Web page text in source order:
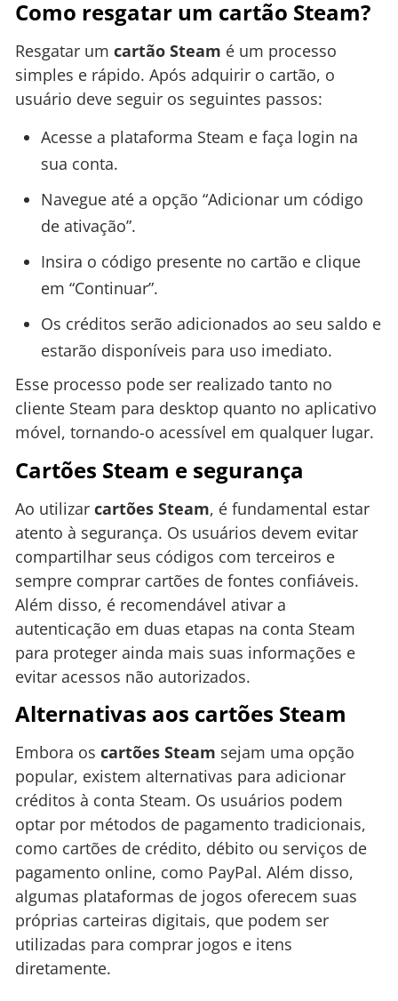
Como resgatar um cartão Steam?
Resgatar um cartão Steam é um processo
simples e rápido. Após adquirir o cartão, o
usuário deve seguir os seguintes passos:
Acesse a plataforma Steam e faça login na
sua conta.
Navegue até a opção “Adicionar um código
de ativação”.
Insira o código presente no cartão e clique
em “Continuar”.
Os créditos serão adicionados ao seu saldo e
estarão disponíveis para uso imediato.
Esse processo pode ser realizado tanto no
cliente Steam para desktop quanto no aplicativo
móvel, tornando-o acessível em qualquer lugar.
Cartões Steam e segurança
Ao utilizar cartões Steam, é fundamental estar
atento à segurança. Os usuários devem evitar
compartilhar seus códigos com terceiros e
sempre comprar cartões de fontes confiáveis.
Além disso, é recomendável ativar a
autenticação em duas etapas na conta Steam
para proteger ainda mais suas informações e
evitar acessos não autorizados.
Alternativas aos cartões Steam
Embora os cartões Steam sejam uma opção
popular, existem alternativas para adicionar
créditos à conta Steam. Os usuários podem
optar por métodos de pagamento tradicionais,
como cartões de crédito, débito ou serviços de
pagamento online, como PayPal. Além disso,
algumas plataformas de jogos oferecem suas
próprias carteiras digitais, que podem ser
utilizadas para comprar jogos e itens
diretamente.